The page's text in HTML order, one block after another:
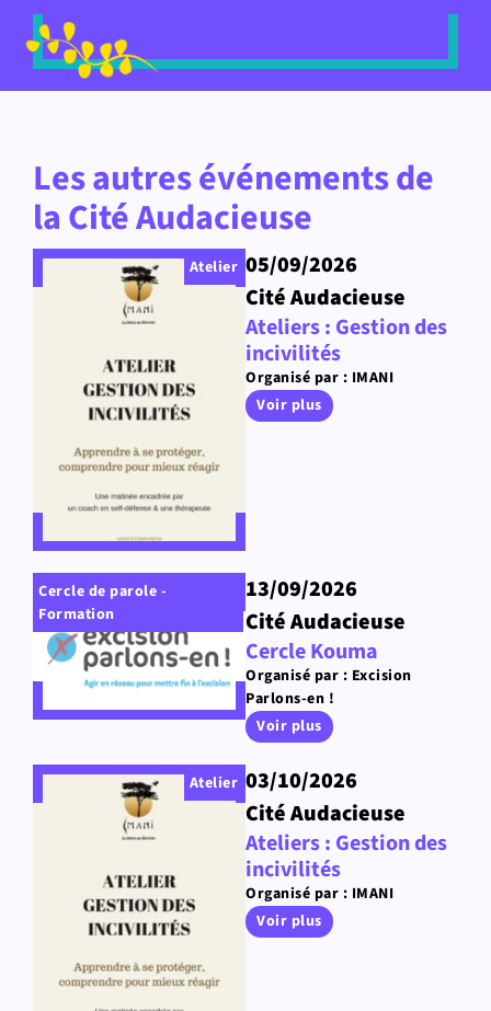
Les autres événements de
la Cité Audacieuse
Atelier 05/09/2026
Cité Audacieuse
Ateliers : Gestion des
incivilités
Organisé par : IMANI
Voir plus
Cercle de parole -
Formation
13/09/2026
Cité Audacieuse
Cercle Kouma
Organisé par : Excision
Parlons-en !
Voir plus
Atelier 03/10/2026
Cité Audacieuse
Ateliers : Gestion des
incivilités
Organisé par : IMANI
Voir plus